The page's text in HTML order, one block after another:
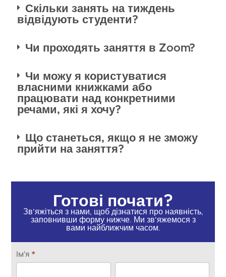
Скільки занять на тиждень
відвідують студенти?
Чи проходять заняття в Zoom?
Чи можу я користуватися
власними книжками або
працювати над конкретними
речами, які я хочу?
Що станеться, якщо я не зможу
прийти на заняття?
Готові почати?
Зв'яжіться з нами, щоб дізнатися про наявність,
заповнивши форму нижче. Ми зв'яжемося з
вами найближчим часом.
Зв'яжіться
з нами
Ім'я *